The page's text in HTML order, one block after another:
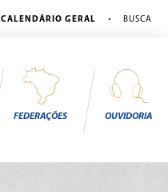
CALENDÁRIO GERAL • BUSCA
FEDERAÇÕES OUVIDORIA